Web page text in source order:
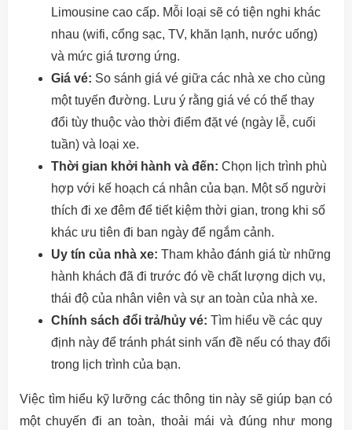
Limousine cao cấp. Mỗi loại sẽ có tiện nghi khác
nhau (wifi, cổng sạc, TV, khăn lạnh, nước uống)
và mức giá tương ứng.
Giá vé: So sánh giá vé giữa các nhà xe cho cùng
một tuyến đường. Lưu ý rằng giá vé có thể thay
đổi tùy thuộc vào thời điểm đặt vé (ngày lễ, cuối
tuần) và loại xe.
Thời gian khởi hành và đến: Chọn lịch trình phù
hợp với kế hoạch cá nhân của bạn. Một số người
thích đi xe đêm để tiết kiệm thời gian, trong khi số
khác ưu tiên đi ban ngày để ngắm cảnh.
Uy tín của nhà xe: Tham khảo đánh giá từ những
hành khách đã đi trước đó về chất lượng dịch vụ,
thái độ của nhân viên và sự an toàn của nhà xe.
Chính sách đổi trả/hủy vé: Tìm hiểu về các quy
định này để tránh phát sinh vấn đề nếu có thay đổi
trong lịch trình của bạn.
Việc tìm hiểu kỹ lưỡng các thông tin này sẽ giúp bạn có
một chuyến đi an toàn, thoải mái và đúng như mong